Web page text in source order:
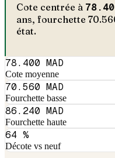
Cote centrée à
ans, fourchette
état.
78.400 MAD
Cote moyenne
70.560 MAD
Fourchette basse
86.240 MAD
Fourchette haute
64 %
Décote vs neuf